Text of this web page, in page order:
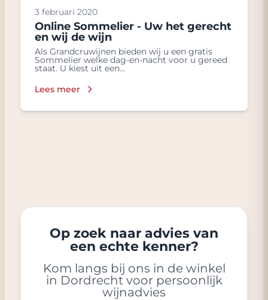
3 februari 2020
Online Sommelier - Uw het gerecht
en wij de wijn
Als Grandcruwijnen bieden wij u een gratis
Sommelier welke dag-en-nacht voor u gereed
staat. U kiest uit een...
Lees meer
Op zoek naar advies van
een echte kenner?
Kom langs bij ons in de winkel
in Dordrecht voor persoonlijk
wijnadvies